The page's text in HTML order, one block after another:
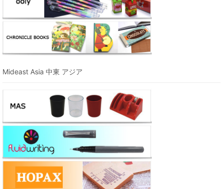
Mideast Asia 中東 アジア